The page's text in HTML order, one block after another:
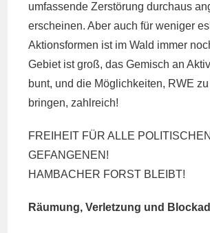
umfassende Zerstörung durchaus
erscheinen. Aber auch für weniger
Aktionsformen ist im Wald immer
Gebiet ist groß, das Gemisch an
bunt, und die Möglichkeiten, RWE
bringen, zahlreich!
FREIHEIT FÜR ALLE POLITISCHEN
GEFANGENEN!
HAMBACHER FORST BLEIBT!
Räumung, Verletzung und